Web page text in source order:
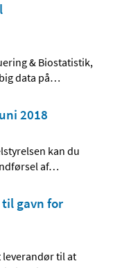
& Biostatistik,
data på…
2018
kan du
af…
gavn for
til at